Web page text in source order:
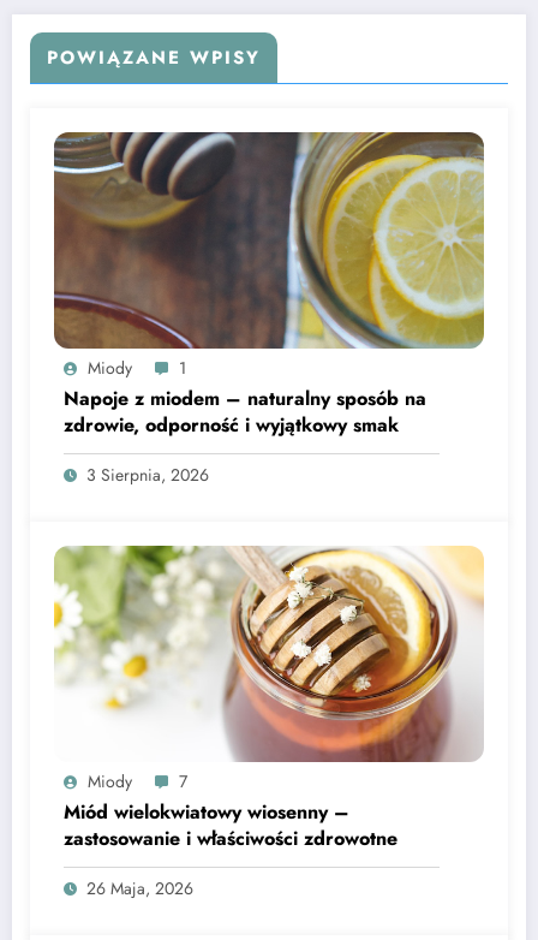
POWIĄZANE WPISY
Miody 1
Napoje z miodem – naturalny sposób na
zdrowie, odporność i wyjątkowy smak
3 Sierpnia, 2026
Miody 7
Miód wielokwiatowy wiosenny –
zastosowanie i właściwości zdrowotne
26 Maja, 2026